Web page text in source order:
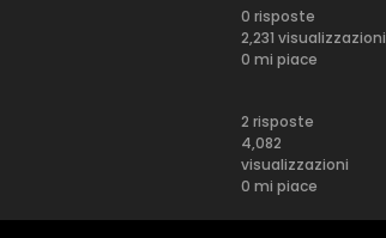
0 risposte
2,231 visualizzazioni
0 mi piace
2 risposte
4,082
visualizzazioni
0 mi piace